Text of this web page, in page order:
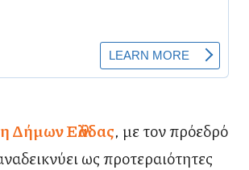
Δήμων Ελλάδας, με τον πρόεδρό
ως προτεραιότητες